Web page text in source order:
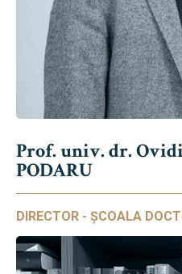
Prof. univ. dr.
PODARU
DIRECTOR - ȘCOALA